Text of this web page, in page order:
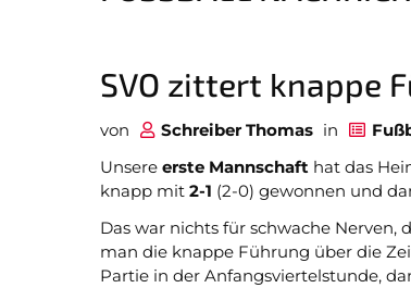
SVO zittert knappe
von Schreiber Thomas in
Unsere erste Mannschaft hat das
knapp mit 2-1 (2-0) gewonnen und
Das war nichts für schwache Nerven,
man die knappe Führung über die
Partie in der Anfangsviertelstunde,
Facebook Fanpage
Youtube Kanal
Instagram
Fanshop